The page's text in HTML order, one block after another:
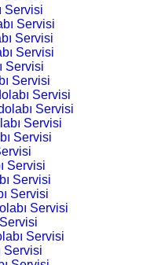
Servisi
Servisi
Servisi
Servisi
Servisi
Servisi
Servisi
Servisi
Servisi
Servisi
Servisi
Servisi
Servisi
Servisi
Servisi
Servisi